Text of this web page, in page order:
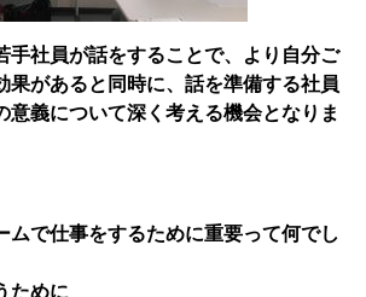
手社員が話をすることで、より自分ご
果があると同時に、話を準備する社員
意義について深く考える機会となりま
ムで仕事をするために重要って何でし
ために